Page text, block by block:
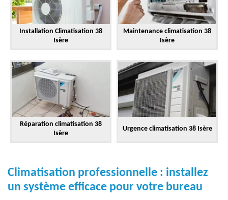
Installation Climatisation 38
Isère
Maintenance climatisation 38
Isère
Réparation climatisation 38
Isère
Urgence climatisation 38 Isère
Climatisation professionnelle : installez
un système efficace pour votre bureau